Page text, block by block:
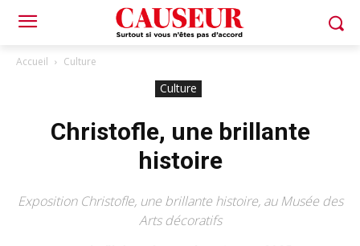
Accueil Culture
Culture
Christofle, une brillante
histoire
Exposition Christofle, une brillante histoire, au Musée des
Arts décoratifs